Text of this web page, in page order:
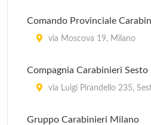
Comando Provinciale
via Moscova 19, Milano
Compagnia Carabinieri Sesto
via Luigi Pirandello 235,
Gruppo Carabinieri Milano